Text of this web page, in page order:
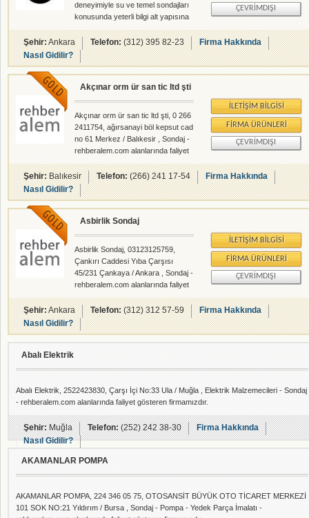
deneyimiyle su ve temel sondajları
konusunda yeterli bilgi alt yapısına
sahip köklü bir firmadır. Maden ve
İnşaat sektöründe kullanılmakta
olan temel sondaj makinasını ve
yedek malzemelerini standart
ölçülerde normlara uygun olarak
üretim yapmaktadır.
ÇEVRIMDIŞI
Şehir:Ankara Telefon:(312) 395 82-23
Firma Hakkında
Nasıl Gidilir?
Akçınar orm ür san tic ltd şti
Akçınar orm ür san tic ltd şti, 0 266
2411754, ağırsanayi böl kepsut cad
no 61 Merkez / Balıkesir , Sondaj -
rehberalem.com alanlarında faliyet
gösteren firmamızdır.
İLETIŞIM BILGISI
FIRMA ÜRÜNLERI
ÇEVRIMDIŞI
Şehir:Balıkesir Telefon:(266) 241 17-54
Firma Hakkında
Nasıl Gidilir?
Asbirlik Sondaj
Asbirlik Sondaj, 03123125759,
Çankırı Caddesi Yıba Çarşısı
45/231 Çankaya / Ankara , Sondaj -
rehberalem.com alanlarında faliyet
gösteren firmamızdır.
İLETIŞIM BILGISI
FIRMA ÜRÜNLERI
ÇEVRIMDIŞI
Şehir:Ankara Telefon:(312) 312 57-59
Firma Hakkında
Nasıl Gidilir?
Abalı Elektrik
Abalı Elektrik, 2522423830, Çarşı İçi No:33 Ula / Muğla , Elektrik Malzemecileri - Sondaj
- rehberalem.com alanlarında faliyet gösteren firmamızdır.
Şehir:Muğla Telefon:(252) 242 38-30
Firma Hakkında
Nasıl Gidilir?
AKAMANLAR POMPA
AKAMANLAR POMPA, 224 346 05 75, OTOSANSİT BÜYÜK OTO TİCARET MERKEZİ
101 SOK NO:21 Yıldırım / Bursa , Sondaj - Pompa - Yedek Parça İmalatı -